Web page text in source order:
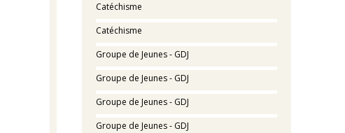
Catéchisme
Catéchisme
Groupe de Jeunes - GDJ
Groupe de Jeunes - GDJ
Groupe de Jeunes - GDJ
Groupe de Jeunes - GDJ